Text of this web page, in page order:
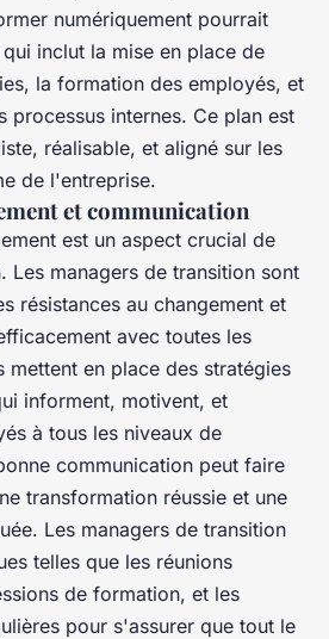
numériquement pourrait
inclut la mise en place de
la formation des employés, et
processus internes. Ce plan est
réalisable, et aligné sur les
de l'entreprise.
et communication
est un aspect crucial de
Les managers de transition sont
résistances au changement et
avec toutes les
mettent en place des stratégies
informent, motivent, et
à tous les niveaux de
communication peut faire
transformation réussie et une
Les managers de transition
telles que les réunions
de formation, et les
pour s'assurer que tout le